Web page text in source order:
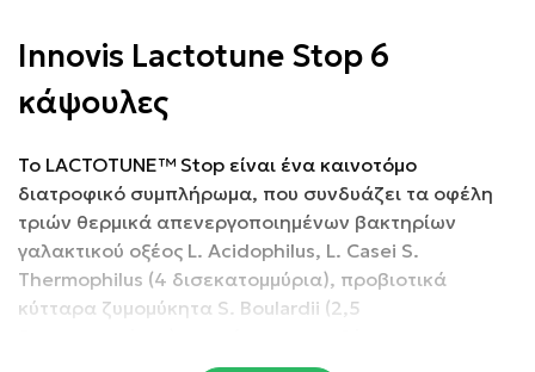
Innovis Lactotune Stop 6
κάψουλες
Το LACTOTUNE™ Stop είναι ένα καινοτόμο
διατροφικό συμπλήρωμα, που συνδυάζει τα οφέλη
τριών θερμικά απενεργοποιημένων βακτηρίων
γαλακτικού οξέος L. Acidophilus, L. Casei S.
Thermophilus (4 δισεκατομμύρια), προβιοτικά
κύτταρα ζυμομύκητα S. Boulardii (2,5
πρόληψη και την άμεση ανακούφιση της οξείας